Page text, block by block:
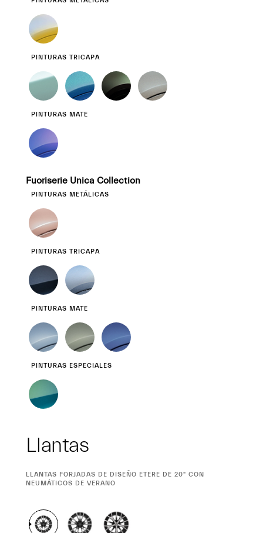
PINTURAS TRICAPA
PINTURAS MATE
Fuoriserie Unica Collection
PINTURAS METÁLICAS
PINTURAS TRICAPA
PINTURAS MATE
PINTURAS ESPECIALES
Llantas
CURRENT
SELECTION
LLANTAS FORJADAS DE DISEÑO ETERE DE 20" CON
NEUMÁTICOS DE VERANO